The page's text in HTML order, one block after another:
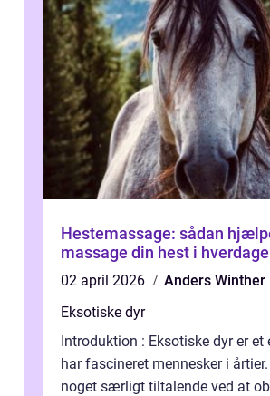
Hestemassage: sådan
massage din hest i
02 april 2026
Anders Winther
Eksotiske dyr
Introduktion : Eksotiske dyr er et
har fascineret mennesker i årtier.
noget særligt tiltalende ved at